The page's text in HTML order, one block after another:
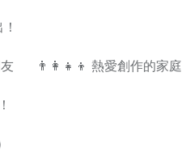
👨‍👩‍👧‍👦 熱愛創作的家庭